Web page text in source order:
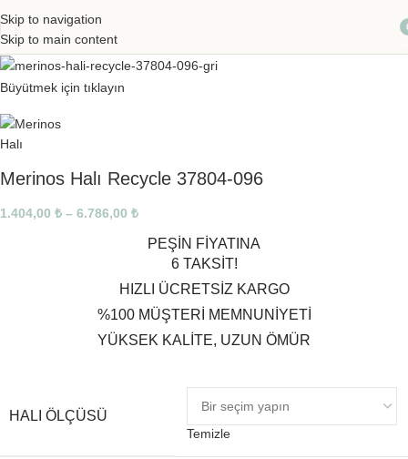
Skip to navigation
Skip to main content
Büyütmek için tıklayın
Merinos Halı Recycle 37804-096
1.404,00 ₺ – 6.786,00 ₺
PEŞİN FİYATINA
6 TAKSİT!
HIZLI ÜCRETSİZ KARGO
%100 MÜŞTERİ MEMNUNİYETİ
YÜKSEK KALİTE, UZUN ÖMÜR
HALI ÖLÇÜSÜ
Temizle